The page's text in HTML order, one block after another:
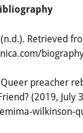
Retrieved
preacher
(2019, July
wilkinson-